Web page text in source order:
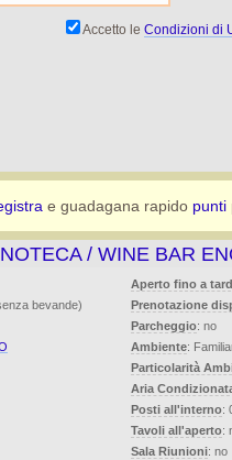
Accetto le Condizioni di
e guadagana rapido punti
/ WINE BAR
bevande)
Aperto fino a
Prenotazione
Parcheggio: no
Ambiente:
Particolarità
Aria
Posti all'interno:
Tavoli all'aperto:
Sala Riunioni: no